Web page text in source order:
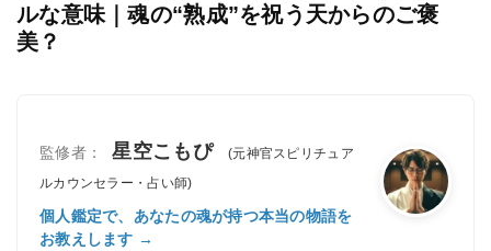
ルな意味｜魂の“熟成”を祝う天からのご褒
美？
監修者： 星空こもぴ
(元神官スピリチュア
ルカウンセラー・占い師)
個人鑑定で、あなたの魂が持つ本当の物語を
お教えします →